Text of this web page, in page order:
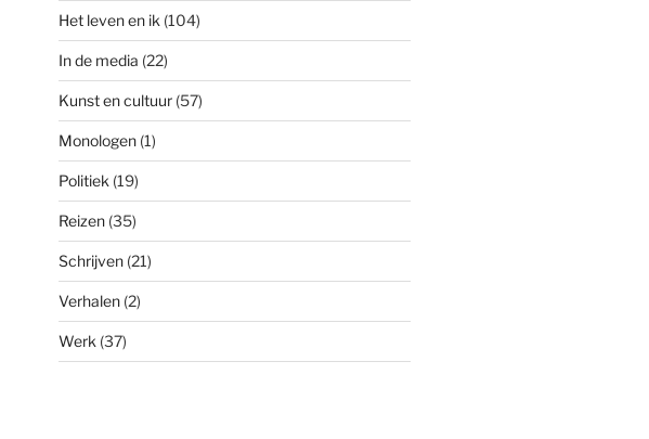
Het leven en ik (104)
In de media (22)
Kunst en cultuur(57)
Monologen(1)
Politiek (19)
Reizen(35)
Schrijven(21)
Verhalen(2)
Werk (37)